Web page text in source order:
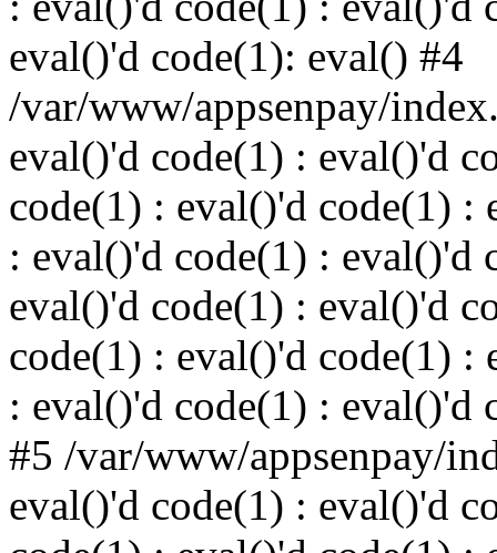
eval()'d code(1): eval() #4
/var/www/appsenpay/
eval()'d code(1) : eval()'d
code(1) : eval()'d code(1) :
: eval()'d code(1) : eval()'d
eval()'d code(1) : eval()'d
code(1) : eval()'d code(1) :
: eval()'d code(1) : eval()'d
#5 /var/www/appsenpay/
eval()'d code(1) : eval()'d